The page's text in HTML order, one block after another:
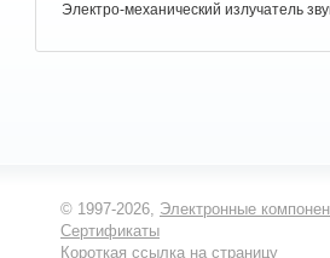
Электро-механический излучатель
© 1997-2026, Электронные
Сертификаты
Короткая ссылка на страницу